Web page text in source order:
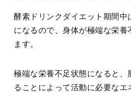
酵素ドリンクダイエット期間中
になるので、身体が極端な栄養
ます。
極端な栄養不足状態になると、
ることによって活動に必要なエ